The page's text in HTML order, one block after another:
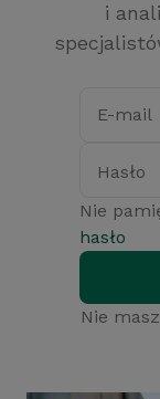
i
E-mail
Hasło
Nie
hasło
Nie